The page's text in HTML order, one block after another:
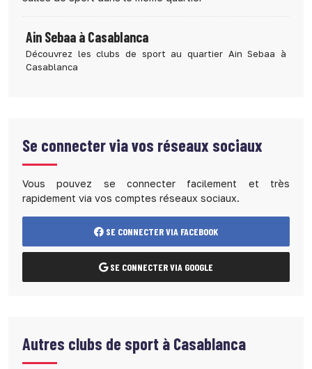
Ain Sebaa à Casablanca
Découvrez les clubs de sport au quartier Ain Sebaa à
Casablanca
Se connecter via vos réseaux sociaux
Vous pouvez se connecter facilement et très
rapidement via vos comptes réseaux sociaux.
SE CONNECTER VIA FACEBOOK
SE CONNECTER VIA GOOGLE
Autres clubs de sport à Casablanca